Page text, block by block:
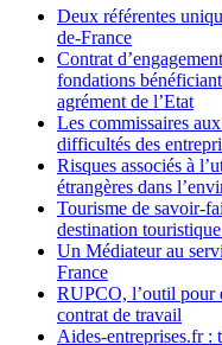
Deux référentes
de-France
Contrat
fondations
agrément de l’Etat
Les commissaires
difficultés des
Risques associés à
étrangères dans
Tourisme de savoir-
destination
Un Médiateur au
France
RUPCO, l’outil pour
contrat de travail
Aides-entreprises.fr :